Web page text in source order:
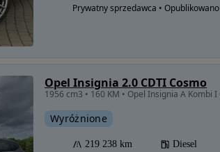
Prywatny sprzedawca • Opublikowano
Opel Insignia 2.0 CDTI Cosmo
Wyróżnione
219 238 km Diesel